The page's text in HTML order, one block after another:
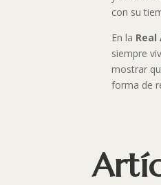
con su
En la Real
siempre
mostrar
forma de